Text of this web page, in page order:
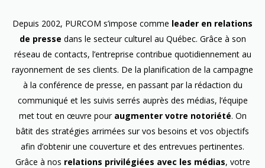
Depuis 2002, PURCOM s’impose comme leader en relations
de presse dans le secteur culturel au Québec. Grâce à son
réseau de contacts, l’entreprise contribue quotidiennement au
rayonnement de ses clients. De la planification de la campagne
à la conférence de presse, en passant par la rédaction du
communiqué et les suivis serrés auprès des médias, l’équipe
met tout en œuvre pour augmenter votre notoriété. On
bâtit des stratégies arrimées sur vos besoins et vos objectifs
afin d’obtenir une couverture et des entrevues pertinentes.
Grâce à nos relations privilégiées avec les médias, votre